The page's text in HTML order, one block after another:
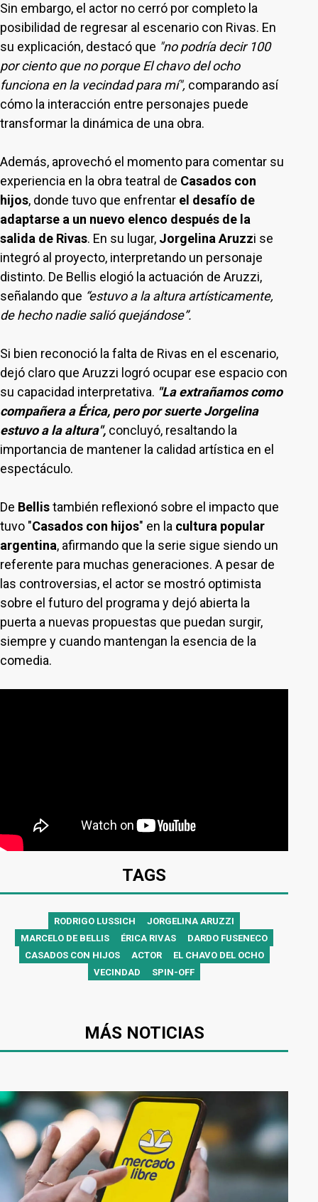
Sin embargo, el actor no cerró por completo la
posibilidad de regresar al escenario con Rivas. En
su explicación, destacó que "no podría decir 100
por ciento que no porque El chavo del ocho
funciona en la vecindad para mí", comparando así
cómo la interacción entre personajes puede
transformar la dinámica de una obra.
Además, aprovechó el momento para comentar su
experiencia en la obra teatral de Casados con
hijos, donde tuvo que enfrentar el desafío de
adaptarse a un nuevo elenco después de la
salida de Rivas. En su lugar, Jorgelina Aruzzi se
integró al proyecto, interpretando un personaje
distinto. De Bellis elogió la actuación de Aruzzi,
señalando que “estuvo a la altura artísticamente,
de hecho nadie salió quejándose”.
Si bien reconoció la falta de Rivas en el escenario,
dejó claro que Aruzzi logró ocupar ese espacio con
su capacidad interpretativa. "La extrañamos como
compañera a Érica, pero por suerte Jorgelina
estuvo a la altura", concluyó, resaltando la
importancia de mantener la calidad artística en el
espectáculo.
De Bellistambién reflexionó sobre el impacto que
tuvo "Casados con hijos" en la cultura popular
argentina, afirmando que la serie sigue siendo un
referente para muchas generaciones. A pesar de
las controversias, el actor se mostró optimista
sobre el futuro del programa y dejó abierta la
puerta a nuevas propuestas que puedan surgir,
siempre y cuando mantengan la esencia de la
comedia.
TAGS
RODRIGO LUSSICH
JORGELINA ARUZZI
MARCELO DE BELLIS
ÉRICA RIVAS
DARDO FUSENECO
CASADOS CON HIJOS
ACTOR
EL CHAVO DEL OCHO
VECINDAD
SPIN-OFF
MÁS NOTICIAS